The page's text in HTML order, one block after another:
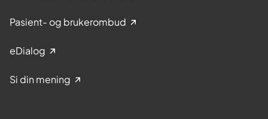
Pasient- og brukerombud
eDialog
Si din mening